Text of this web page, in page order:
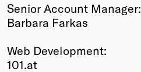
Senior Account Manager:
Barbara Farkas
Web Development:
101.at